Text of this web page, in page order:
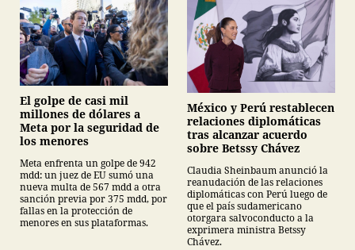
El golpe de casi mil
millones de dólares a
Meta por la seguridad de
los menores
Meta enfrenta un golpe de 942
mdd: un juez de EU sumó una
nueva multa de 567 mdd a otra
sanción previa por 375 mdd, por
fallas en la protección de
menores en sus plataformas.
México y Perú restablecen
relaciones diplomáticas
tras alcanzar acuerdo
sobre Betssy Chávez
Claudia Sheinbaum anunció la
reanudación de las relaciones
diplomáticas con Perú luego de
que el país sudamericano
otorgara salvoconducto a la
exprimera ministra Betssy
Chávez.